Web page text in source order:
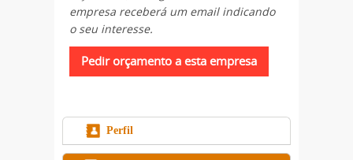
empresa receberá um email indicando
o seu interesse.
Perfil